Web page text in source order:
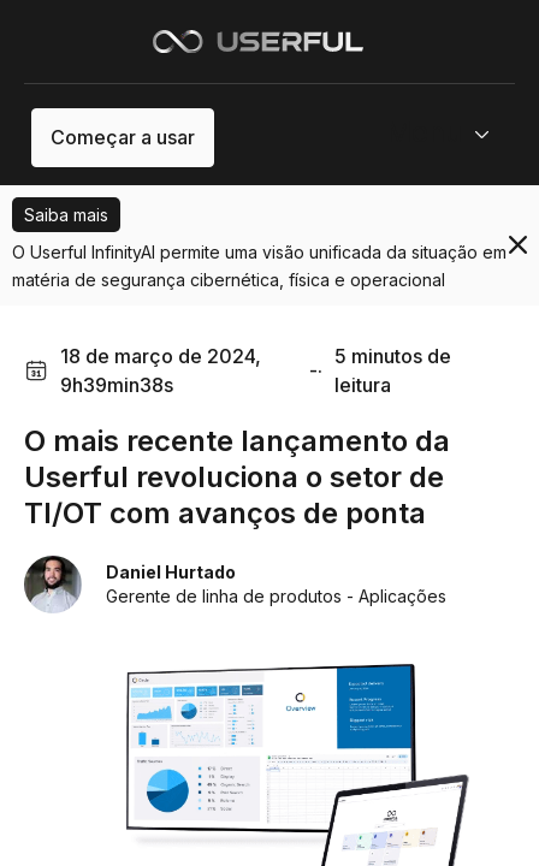
Começar a usar
Saiba mais
O Userful InfinityAI permite uma visão unificada da situação em
matéria de segurança cibernética, física e operacional
18 de março de 2024,
9h39min38s
-·
5 minutos de
leitura
O mais recente lançamento da
Userful revoluciona o setor de
TI/OT com avanços de ponta
Daniel Hurtado
Gerente de linha de produtos - Aplicações